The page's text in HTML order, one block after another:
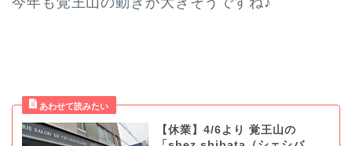
【休業】4/6より 覚王山の